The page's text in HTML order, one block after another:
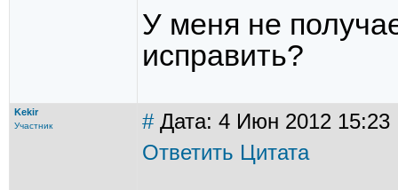
У меня не
исправить?
Kekir
Участник #Дата: 4 Июн 2012 15:23
Ответить Цитата